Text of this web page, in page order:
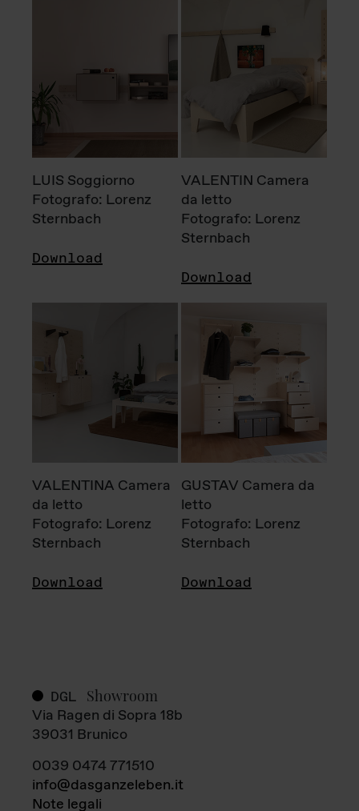
LUIS Soggiorno
Fotografo: Lorenz
Sternbach
Download
VALENTIN Camera
da letto
Fotografo: Lorenz
Sternbach
Download
VALENTINA Camera
da letto
Fotografo: Lorenz
Sternbach
Download
GUSTAV Camera da
letto
Fotografo: Lorenz
Sternbach
Download
DGL Showroom
Via Ragen di Sopra 18b
39031 Brunico
0039 0474 771510
info@dasganzeleben.it
Note legali